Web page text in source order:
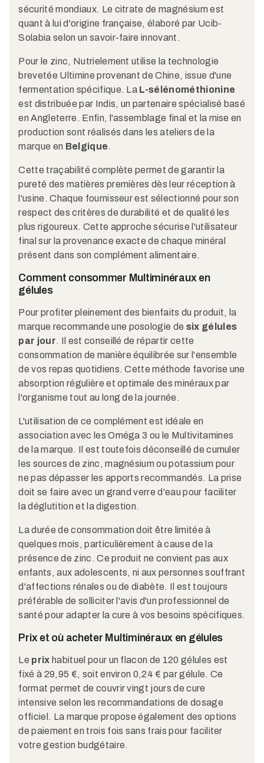
sécurité mondiaux. Le citrate de magnésium est
quant à lui d'origine française, élaboré par Ucib-
Solabia selon un savoir-faire innovant.
Pour le zinc, Nutrielement utilise la technologie
brevetée Ultimine provenant de Chine, issue d'une
fermentation spécifique. La L-sélénométhionine
est distribuée par Indis, un partenaire spécialisé basé
en Angleterre. Enfin, l'assemblage final et la mise en
production sont réalisés dans les ateliers de la
marque en Belgique.
Cette traçabilité complète permet de garantir la
pureté des matières premières dès leur réception à
l'usine. Chaque fournisseur est sélectionné pour son
respect des critères de durabilité et de qualité les
plus rigoureux. Cette approche sécurise l'utilisateur
final sur la provenance exacte de chaque minéral
présent dans son complément alimentaire.
Comment consommer Multiminéraux en
gélules
Pour profiter pleinement des bienfaits du produit, la
marque recommande une posologie de six gélules
par jour. Il est conseillé de répartir cette
consommation de manière équilibrée sur l'ensemble
de vos repas quotidiens. Cette méthode favorise une
absorption régulière et optimale des minéraux par
l'organisme tout au long de la journée.
L'utilisation de ce complément est idéale en
association avec les Oméga 3 ou le Multivitamines
de la marque. Il est toutefois déconseillé de cumuler
les sources de zinc, magnésium ou potassium pour
ne pas dépasser les apports recommandés. La prise
doit se faire avec un grand verre d'eau pour faciliter
la déglutition et la digestion.
La durée de consommation doit être limitée à
quelques mois, particulièrement à cause de la
présence de zinc. Ce produit ne convient pas aux
enfants, aux adolescents, ni aux personnes souffrant
d'affections rénales ou de diabète. Il est toujours
préférable de solliciter l'avis d'un professionnel de
santé pour adapter la cure à vos besoins spécifiques.
Prix et où acheter Multiminéraux en gélules
Le prix habituel pour un flacon de 120 gélules est
fixé à 29,95 €, soit environ 0,24 € par gélule. Ce
format permet de couvrir vingt jours de cure
intensive selon les recommandations de dosage
officiel. La marque propose également des options
de paiement en trois fois sans frais pour faciliter
votre gestion budgétaire.